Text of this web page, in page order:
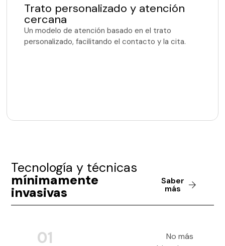
Trato personalizado y atención
cercana
Un modelo de atención basado en el trato
personalizado, facilitando el contacto y la cita.
Tecnología y técnicas
mínimamente
invasivas
Saber
más
01
No más